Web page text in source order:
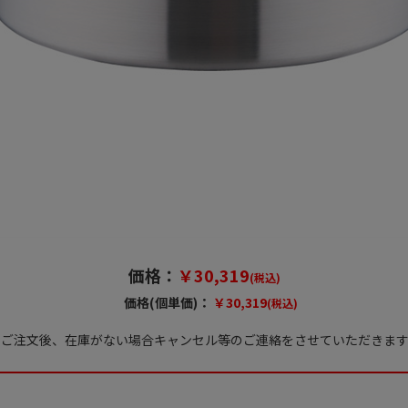
価格： ￥30,319(税込)
価格(個単価)： ￥30,319(税込)
注文後、在庫がない場合キャンセル等のご連絡をさせていただきま